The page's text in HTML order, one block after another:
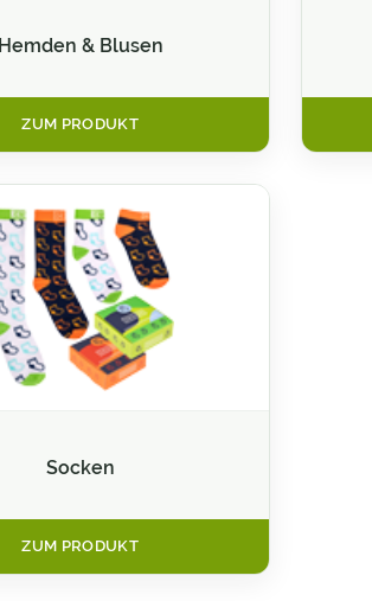
Hemden & Blusen
ZUM PRODUKT
Socken
ZUM PRODUKT